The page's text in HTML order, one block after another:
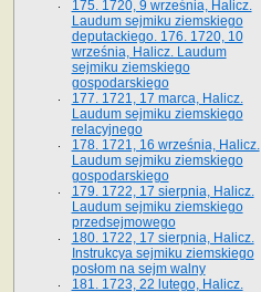
175. 1720, 9 września, Halicz.
Laudum sejmiku ziemskiego
deputackiego. 176. 1720, 10
września, Halicz. Laudum
sejmiku ziemskiego
gospodarskiego
177. 1721, 17 marca, Halicz.
Laudum sejmiku ziemskiego
relacyjnego
178. 1721, 16 września, Halicz.
Laudum sejmiku ziemskiego
gospodarskiego
179. 1722, 17 sierpnia, Halicz.
Laudum sejmiku ziemskiego
przedsejmowego
180. 1722, 17 sierpnia, Halicz.
Instrukcya sejmiku ziemskiego
posłom na sejm walny
181. 1723, 22 lutego, Halicz.